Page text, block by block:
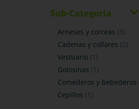
Sub-Categoría
arneses y correas (3)
cadenas y collares (2)
vestuario (1 )
golosinas (1 )
comederos y bebederos
cepillos (1 )